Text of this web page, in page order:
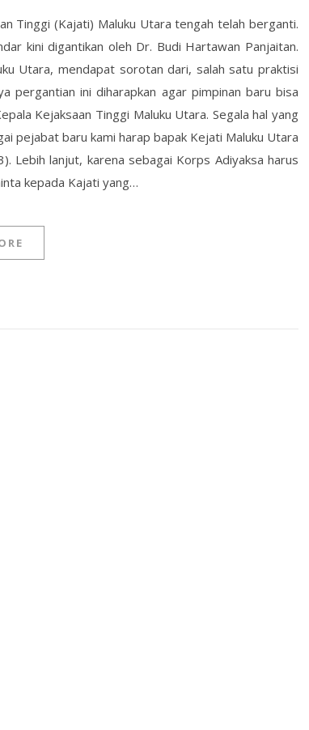
Tinggi (Kajati) Maluku Utara tengah telah berganti.
kini digantikan oleh Dr. Budi Hartawan Panjaitan.
Utara, mendapat sorotan dari, salah satu praktisi
pergantian ini diharapkan agar pimpinan baru bisa
Kejaksaan Tinggi Maluku Utara. Segala hal yang
pejabat baru kami harap bapak Kejati Maluku Utara
Lebih lanjut, karena sebagai Korps Adiyaksa harus
kepada Kajati yang…